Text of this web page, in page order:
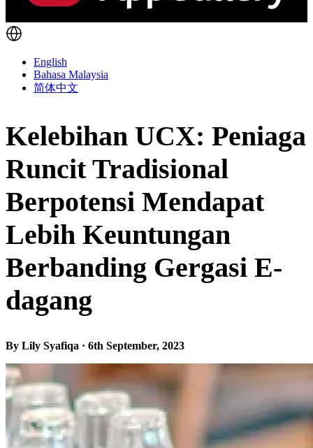
English
Bahasa Malaysia
简体中文
Kelebihan UCX: Peniaga
Runcit Tradisional
Berpotensi Mendapat
Lebih Keuntungan
Berbanding Gergasi E-
dagang
By Lily Syafiqa · 6th September, 2023